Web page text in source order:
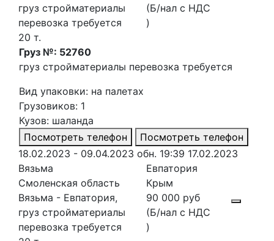
груз стройматериалы
перевозка требуется
20 т.
(Б/нал с НДС
)
Груз №: 52760
груз стройматериалы перевозка требуется
Вид упаковки: на палетах
Грузовиков: 1
Кузов: шаланда
Посмотреть телефон
Посмотреть телефон
18.02.2023 - 09.04.2023 обн. 19:39 17.02.2023
Вязьма
Смоленская область
Евпатория
Крым
Вязьма - Евпатория,
груз стройматериалы
перевозка требуется
90 000 руб
(Б/нал с НДС
)